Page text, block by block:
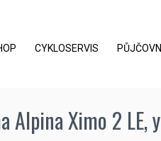
CYKLOSERVIS
Ximo 2 LE,